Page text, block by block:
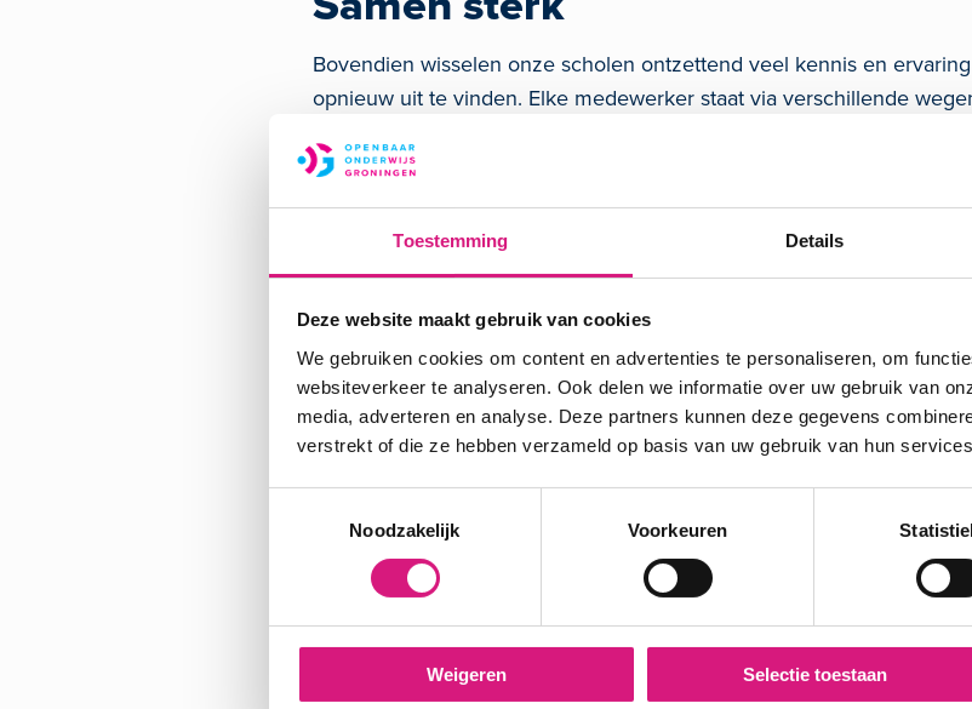
Toestemming Details
Deze website maakt gebruik van cookies
We gebruiken cookies om content en advertenties te personaliseren, om
websiteverkeer te analyseren. Ook delen we informatie over uw gebruik van
media, adverteren en analyse. Deze partners kunnen deze gegevens
verstrekt of die ze hebben verzameld op basis van uw gebruik van hun
Noodzakelijk
Voorkeuren
Weigeren Selectie toestaan
Bovendien wisselen onze scholen ontzettend veel kennis en
opnieuw uit te vinden. Elke medewerker staat via verschillende
Bij nieuwe ontwikkelingen en uitdagingen steken we de koppen bij
koers. Zo kunnen onze scholen vertrouwen op gezamenlijke
afstemmen, zodat we samen sterk staan als de wind verandert en
leerlingen, ongeacht waar zij naar school kaan, gelijkwaardige
Centrale voorzieningen
We leggen dus veel verbinding tussen scholen. Maar daarnaast
onderwijsvoorzieningen op centraal of bovenschools niveau. Al
gebruikmaken. Denk daarbij aan:
Orthopedagogisch Didactisch Centrum
Kenniscentrum Openbaar Onderwijs